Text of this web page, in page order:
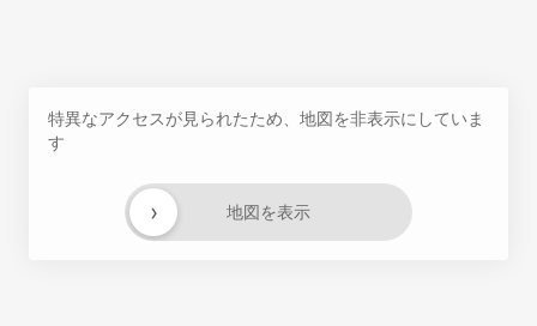
特異なアクセスが見られたため、地図を非表示にしていま
す
地図を表示
›